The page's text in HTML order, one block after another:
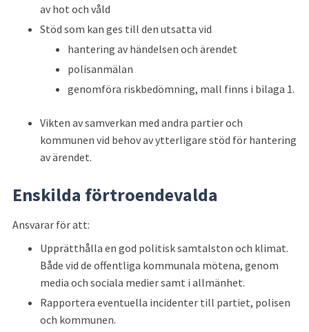
av hot och våld
Stöd som kan ges till den utsatta vid
hantering av händelsen och ärendet
polisanmälan
genomföra riskbedömning, mall finns i bilaga 1.
Vikten av samverkan med andra partier och
kommunen vid behov av ytterligare stöd för hantering
av ärendet.
Enskilda förtroendevalda
Ansvarar för att:
Upprätthålla en god politisk samtalston och klimat.
Både vid de offentliga kommunala mötena, genom
media och sociala medier samt i allmänhet.
Rapportera eventuella incidenter till partiet, polisen
och kommunen.